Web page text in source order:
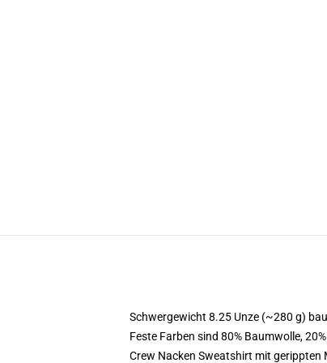
Schwergewicht 8.25 Unze (~280 g)
Feste Farben sind 80% Baumwolle,
Crew Nacken Sweatshirt mit